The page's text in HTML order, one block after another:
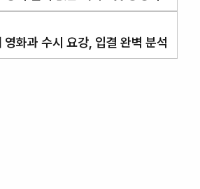
화과 수시 요강, 입결 완벽 분석